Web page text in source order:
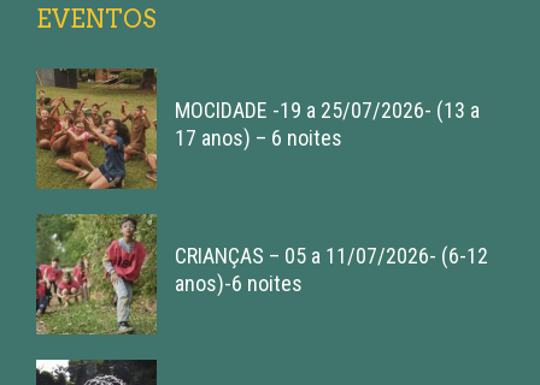
EVENTOS
MOCIDADE -19 a 25/07/2026- (13 a
17 anos) – 6 noites
CRIANÇAS – 05 a 11/07/2026- (6-12
anos)-6 noites